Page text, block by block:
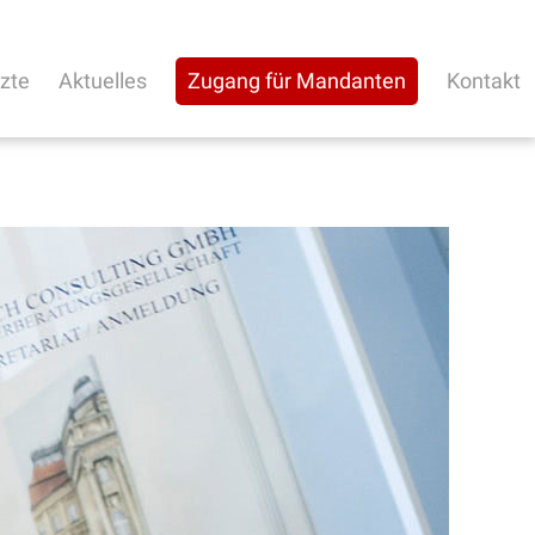
Aktuelles Zugang für Mandanten Kontakt